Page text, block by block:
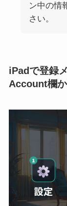
ン中の情
さい。
iPadで登録
Account欄